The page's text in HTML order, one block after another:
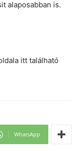
alaposabban is.
itt található
WhatsApp